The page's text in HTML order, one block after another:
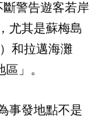
警告遊客若岸
尤其是蘇梅島
和拉邁海灘
」。
事發地點不是